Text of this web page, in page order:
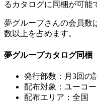
るカタログに同梱が可能
夢グループさんの会員数
数以上を占めます。
夢グループカタログ同梱
発行部数：月3回の
配布対象：ユーコ
配布エリア：全国